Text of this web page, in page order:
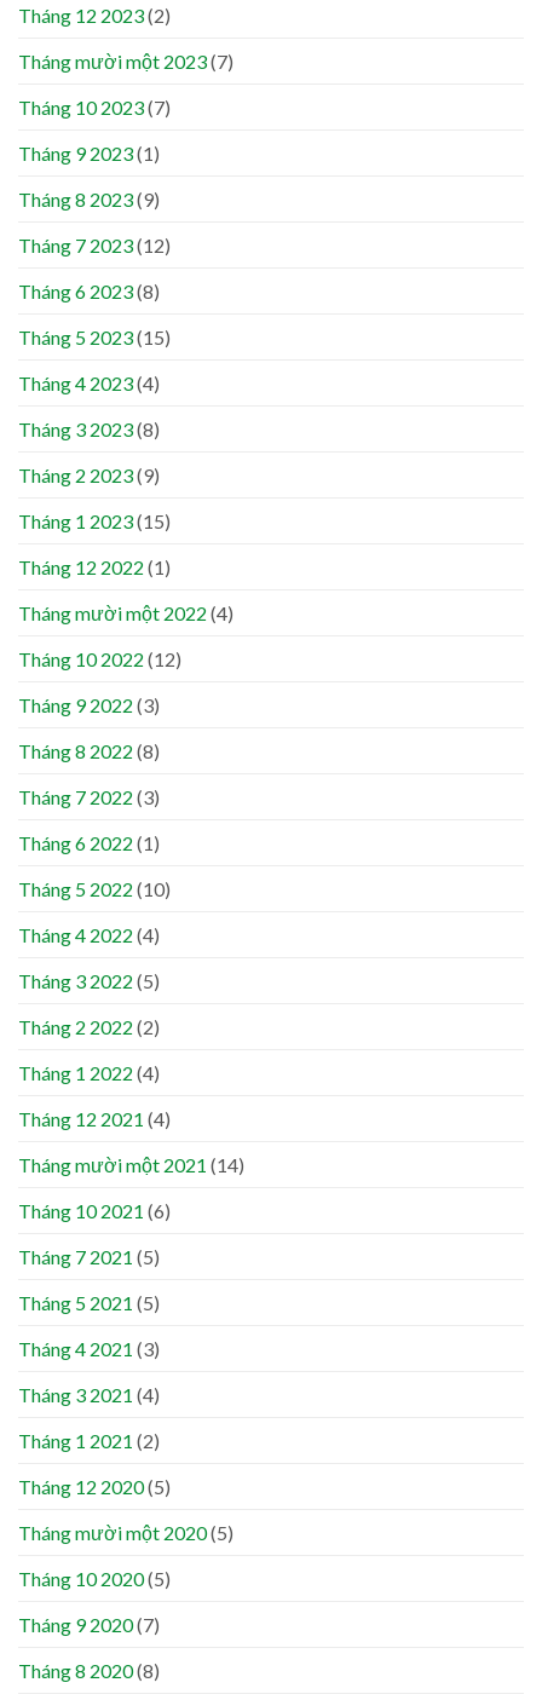
Tháng 12 2023(2)
Tháng mười một 2023(7)
Tháng 10 2023(7)
Tháng 9 2023(1)
Tháng 8 2023(9)
Tháng 7 2023(12)
Tháng 6 2023(8)
Tháng 5 2023(15)
Tháng 4 2023(4)
Tháng 3 2023(8)
Tháng 2 2023(9)
Tháng 1 2023(15)
Tháng 12 2022 (1)
Tháng mười một 2022 (4)
Tháng 10 2022 (12)
Tháng 9 2022 (3)
Tháng 8 2022 (8)
Tháng 7 2022 (3)
Tháng 6 2022 (1)
Tháng 5 2022 (10)
Tháng 4 2022 (4)
Tháng 3 2022 (5)
Tháng 2 2022 (2)
Tháng 1 2022 (4)
Tháng 12 2021 (4)
Tháng mười một 2021 (14)
Tháng 10 2021 (6)
Tháng 7 2021 (5)
Tháng 5 2021 (5)
Tháng 4 2021 (3)
Tháng 3 2021 (4)
Tháng 1 2021 (2)
Tháng 12 2020(5)
Tháng mười một 2020(5)
Tháng 10 2020(5)
Tháng 9 2020(7)
Tháng 8 2020(8)